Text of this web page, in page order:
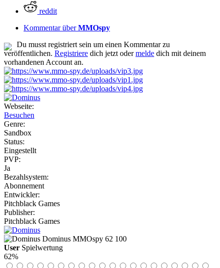
reddit
Kommentar überMMOspy
Du musst registriert sein um einen Kommentar zu
veröffentlichen. Registriere dich jetzt odermelde dich mit deinem
vorhandenen Account an.
Webseite:
Besuchen
Genre:
Sandbox
Status:
Eingestellt
PVP:
Ja
Bezahlsystem:
Abonnement
Entwickler:
Pitchblack Games
Publisher:
Pitchblack Games
Dominus MMOspy 62 100
User Spielwertung
62%